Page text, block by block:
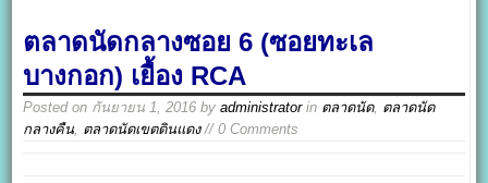
ตลาดนัดกลางซอย 6 (ซอยทะเล
บางกอก) เยื้อง RCA
Posted on กันยายน 1, 2016 byadministratorin ตลาดนัด, ตลาดนัด
กลางคืน, ตลาดนัดเขตดินแดง// 0 Comments